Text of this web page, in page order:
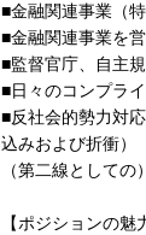
■金融関連事業（
■金融関連事業を
■監督官庁、自主
■日々のコンプラ
■反社会的勢力対
込みおよび折衝）
（第二線として
【ポジションの魅